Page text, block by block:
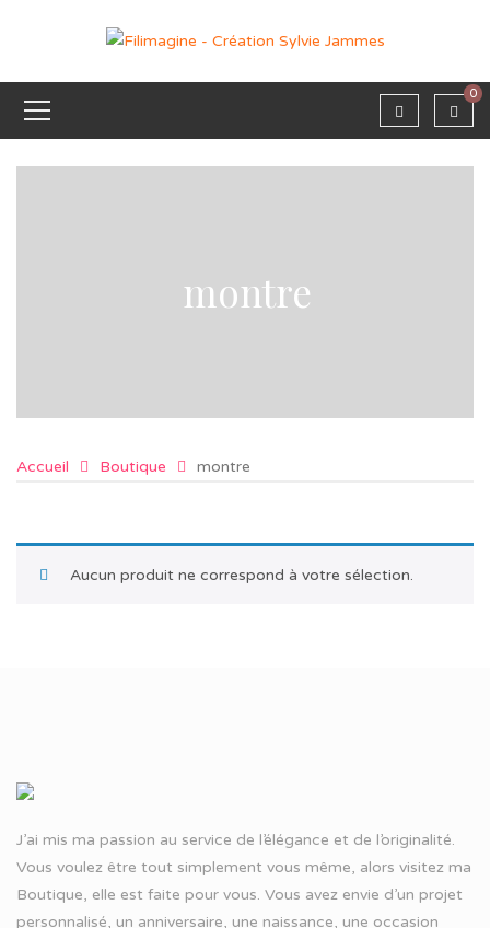
0
montre
Accueil Boutique montre
Aucun produit ne correspond à votre sélection.
J’ai mis ma passion au service de l’élégance et de l’originalité.
Vous voulez être tout simplement vous même, alors visitez ma
Boutique, elle est faite pour vous. Vous avez envie d’un projet
personnalisé, un anniversaire, une naissance, une occasion